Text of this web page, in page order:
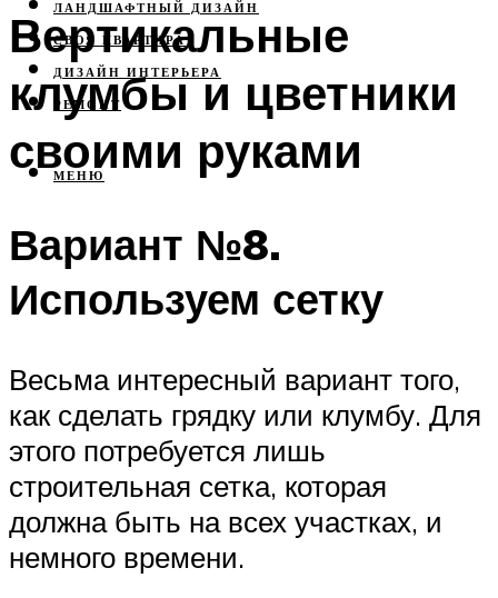
ЛАНДШАФТНЫЙ ДИЗАЙН
СВОЯ КВАРТИРА
ДИЗАЙН ИНТЕРЬЕРА
РЕМОНТ
МЕНЮ
Вертикальные
клумбы и цветники
своими руками
Вариант №8.
Используем сетку
Весьма интересный вариант того,
как сделать грядку или клумбу. Для
этого потребуется лишь
строительная сетка, которая
должна быть на всех участках, и
немного времени.